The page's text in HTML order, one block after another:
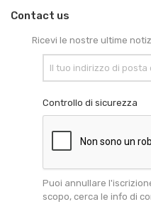
Contact us
Ricevi le nostre ultime
Controllo di sicurezza
Puoi annullare
scopo, cerca le info di